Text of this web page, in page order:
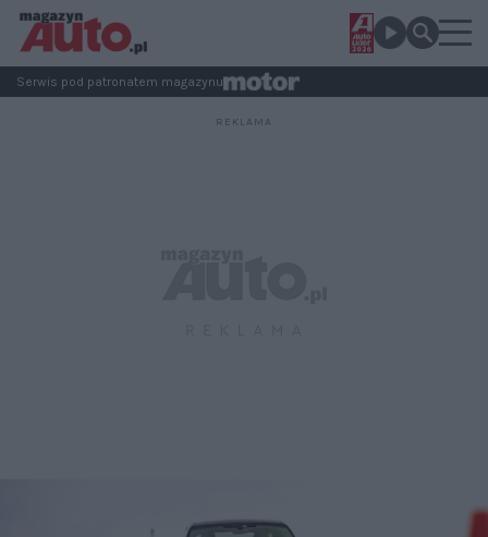
Serwis pod patronatem magazynu